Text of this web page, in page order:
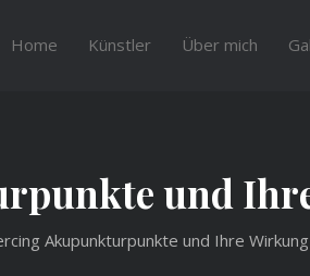
Home Künstler Über mich
und
Akupunkturpunkte und Ihre Wirkung